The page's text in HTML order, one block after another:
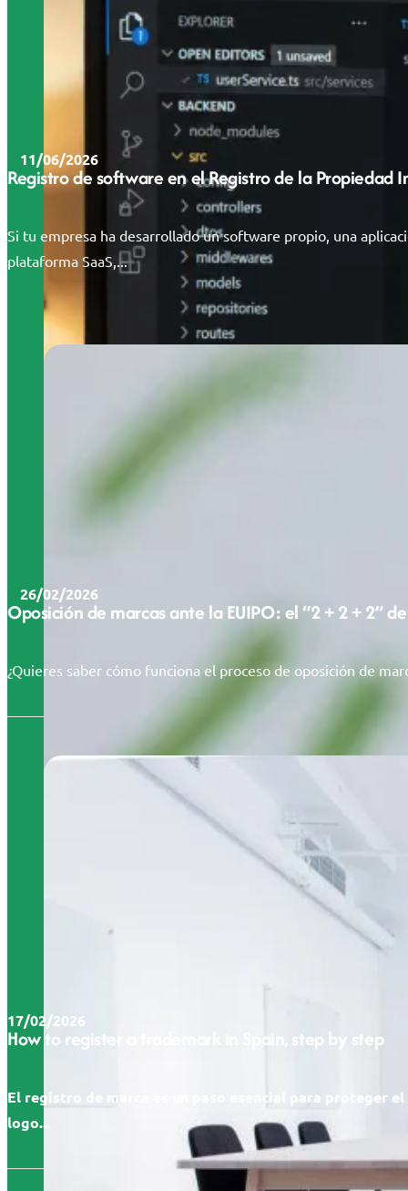
11/06/2026
Registro de software en el Registro de la
Si tu empresa ha desarrollado un software propio, una
plataforma SaaS,...
26/02/2026
Oposición de marcas ante la EUIPO: el “2 + 2 + 2”
¿Quieres saber cómo funciona el proceso de oposición de
17/02/2026
How to register a trademark in Spain, step by step
El registro de marca es un paso esencial para proteger el
logo...